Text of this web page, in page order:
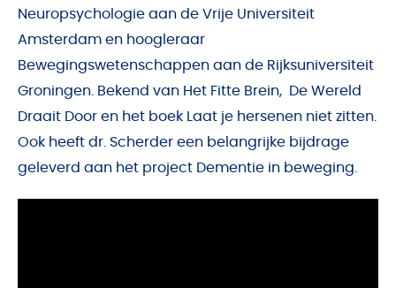
Neuropsychologie aan de Vrije Universiteit
Amsterdam en hoogleraar
Bewegingswetenschappen aan de Rijksuniversiteit
Groningen. Bekend van Het Fitte Brein, De Wereld
Draait Door en het boek Laat je hersenen niet zitten
Ook heeft dr. Scherder een belangrijke bijdrage
geleverd aan het project Dementie in beweging